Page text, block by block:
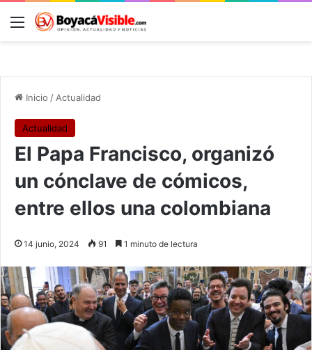
Menú
Inicio / Actualidad
Actualidad
El Papa Francisco, organizó
un cónclave de cómicos,
entre ellos una colombiana
14 junio, 2024 91 1 minuto de lectura